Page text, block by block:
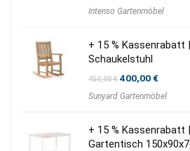
Intenso Gartenmöbel
+ 15 % Kassenrabatt
Schaukelstuhl
450,00€ Ursprünglicher
war:
400,00€
ist:
Sunyard Gartenmöbel
+ 15 % Kassenrabatt
Gartentisch